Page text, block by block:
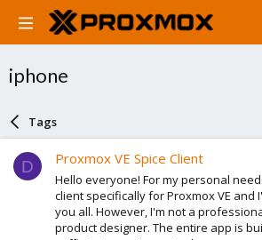
iphone
Tags
D Proxmox VE Spice Client
Hello everyone! For my personal
client specifically for Proxmox VE and
you all. However, I'm not a
product designer. The entire app is